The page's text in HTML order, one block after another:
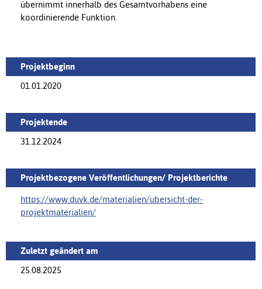
übernimmt innerhalb des Gesamtvorhabens eine
koordinierende Funktion.
Projektbeginn
01.01.2020
Projektende
31.12.2024
Projektbezogene Veröffentlichungen/ Projektberichte
https://www.duvk.de/materialien/ubersicht-der-
projektmaterialien/‌
Zuletzt geändert am
25.08.2025